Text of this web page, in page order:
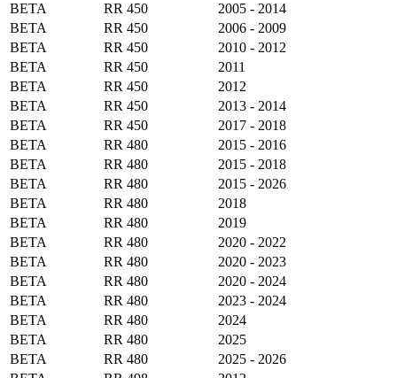
BETA
RR 450
2005 - 2014
BETA
RR 450
2006 - 2009
BETA
RR 450
2010 - 2012
BETA
RR 450
2011
BETA
RR 450
2012
BETA
RR 450
2013 - 2014
BETA
RR 450
2017 - 2018
BETA
RR 480
2015 - 2016
BETA
RR 480
2015 - 2018
BETA
RR 480
2015 - 2026
BETA
RR 480
2018
BETA
RR 480
2019
BETA
RR 480
2020 - 2022
BETA
RR 480
2020 - 2023
BETA
RR 480
2020 - 2024
BETA
RR 480
2023 - 2024
BETA
RR 480
2024
BETA
RR 480
2025
BETA
RR 480
2025 - 2026